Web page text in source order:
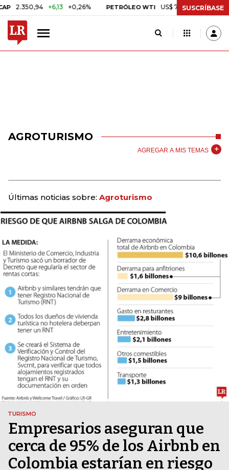
+6,13 +0,26% PETRÓLEO WTI US$ 78,18 US$ 0,17 +0,22%
SUSCRÍBASE
AGROTURISMO
AGREGAR A MIS TEMAS
Últimas noticias sobre: Agroturismo
TURISMO
Empresarios aseguran que
cerca de 95% de los Airbnb en
Colombia estarían en riesgo